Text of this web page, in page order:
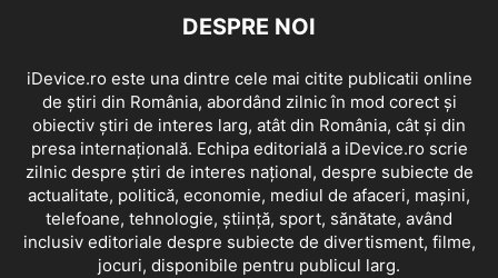
DESPRE NOI
iDevice.ro este una dintre cele mai citite publicatii online
de știri din România, abordând zilnic în mod corect și
obiectiv știri de interes larg, atât din România, cât și din
presa internațională. Echipa editorială a iDevice.ro scrie
zilnic despre știri de interes național, despre subiecte de
actualitate, politică, economie, mediul de afaceri, mașini,
telefoane, tehnologie, știință, sport, sănătate, având
inclusiv editoriale despre subiecte de divertisment, filme,
jocuri, disponibile pentru publicul larg.